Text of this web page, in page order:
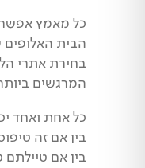
כל מאמץ
הבית
בחירת אתרי
המרגשים
כל אחת ואחד
בין אם זה
בין אם